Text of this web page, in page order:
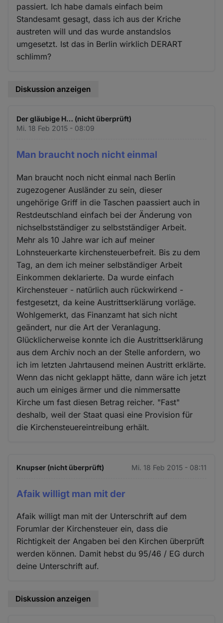
passiert. Ich habe damals einfach beim
Standesamt gesagt, dass ich aus der Kriche
austreten will und das wurde anstandslos
umgesetzt. Ist das in Berlin wirklich DERART
schlimm?
Diskussion anzeigen
Der gläubige H… (nicht überprüft)
Mi. 18 Feb 2015 - 08:09
Man braucht noch nicht einmal
Man braucht noch nicht einmal nach Berlin
zugezogener Ausländer zu sein, dieser
ungehörige Griff in die Taschen paassiert auch in
Restdeutschland einfach bei der Änderung von
nichselbstständiger zu selbstständiger Arbeit.
Mehr als 10 Jahre war ich auf meiner
Lohnsteuerkarte kirchensteuerbefreit. Bis zu dem
Tag, an dem ich meiner selbständiger Arbeit
Einkommen deklarierte. Da wurde einfach
Kirchensteuer - natürlich auch rückwirkend -
festgesetzt, da keine Austrittserklärung vorläge.
Wohlgemerkt, das Finanzamt hat sich nicht
geändert, nur die Art der Veranlagung.
Glücklicherweise konnte ich die Austrittserklärung
aus dem Archiv noch an der Stelle anfordern, wo
ich im letzten Jahrtausend meinen Austritt erklärte.
Wenn das nicht geklappt hätte, dann wäre ich jetzt
auch um einiges ärmer und die nimmersatte
Kirche um fast diesen Betrag reicher. "Fast"
deshalb, weil der Staat quasi eine Provision für
die Kirchensteuereintreibung erhält.
Knupser (nicht überprüft) Mi. 18 Feb 2015 - 08:11
Afaik willigt man mit der
Afaik willigt man mit der Unterschrift auf dem
Forumlar der Kirchensteuer ein, dass die
Richtigkeit der Angaben bei den Kirchen überprüft
werden können. Damit hebst du 95/46 / EG durch
deine Unterschrift auf.
Diskussion anzeigen